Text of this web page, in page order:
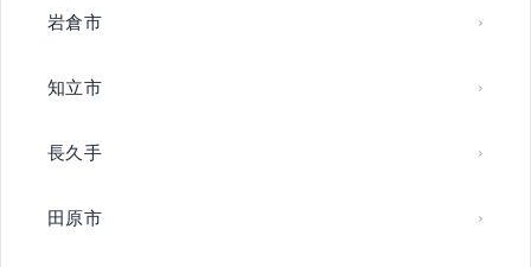
岩倉市
知立市
長久手
田原市